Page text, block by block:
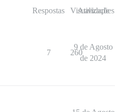
Respostas Visualizações
Atividade
7 260
9 de Agosto
de 2024